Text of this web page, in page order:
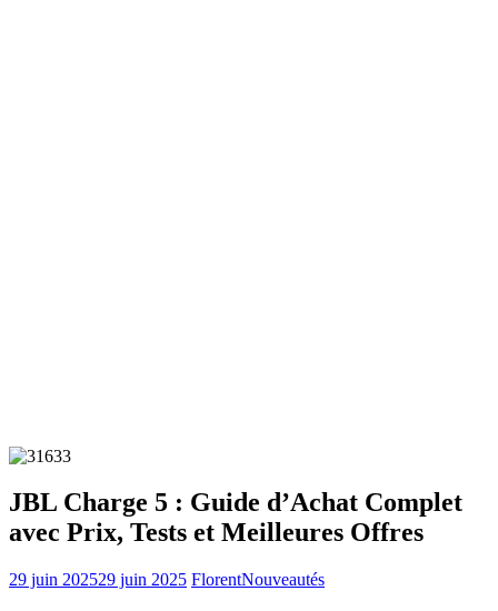
JBL Charge 5 : Guide d’Achat Complet
avec Prix, Tests et Meilleures Offres
29 juin 202529 juin 2025 FlorentNouveautés